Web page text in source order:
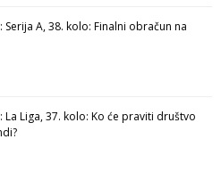
Serija A, 38. kolo: Finalni obračun na
La Liga, 37. kolo: Ko će praviti društvo